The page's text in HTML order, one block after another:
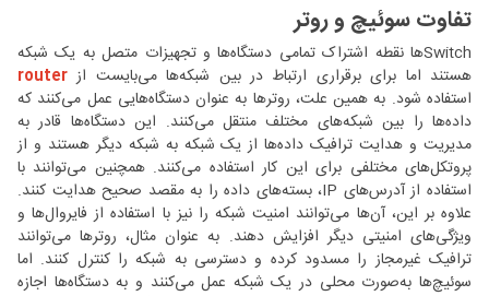
تفاوت سوئیچ و روتر
Switchها نقطه اشتراک تمامی دستگاه‌ها و تجهیزات متصل به یک شبکه
هستند اما برای برقراری ارتباط در بین شبکه‌ها می‌بایست از router
استفاده شود. به همین علت، روترها به عنوان دستگاه‌هایی عمل می‌کنند که
داده‌ها را بین شبکه‌های مختلف منتقل می‌کنند. این دستگاه‌ها قادر به
مدیریت و هدایت ترافیک داده‌ها از یک شبکه به شبکه دیگر هستند و از
پروتکل‌های مختلفی برای این کار استفاده می‌کنند. همچنین می‌توانند با
استفاده از آدرس‌های IP، بسته‌های داده را به مقصد صحیح هدایت کنند.
علاوه بر این، آن‌ها می‌توانند امنیت شبکه را نیز با استفاده از فایروال‌ها و
ویژگی‌های امنیتی دیگر افزایش دهند. به عنوان مثال، روترها می‌توانند
ترافیک غیرمجاز را مسدود کرده و دسترسی به شبکه را کنترل کنند. اما
سوئیچ‌ها به‌صورت محلی در یک شبکه عمل می‌کنند و به دستگاه‌ها اجازه